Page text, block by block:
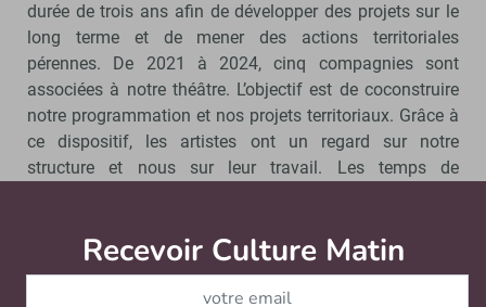
durée de trois ans afin de développer des projets sur le
long terme et de mener des actions territoriales
pérennes. De 2021 à 2024, cinq compagnies sont
associées à notre théâtre. L’objectif est de coconstruire
notre programmation et nos projets territoriaux. Grâce à
ce dispositif, les artistes ont un regard sur notre
structure et nous sur leur travail. Les temps de
artistique et de nos actions territoriales. Outre des
artistes associés, nous sommes également un lieu de
résidence. Nous avons notre salle appelée Le Labo pour
Recevoir Culture Matin